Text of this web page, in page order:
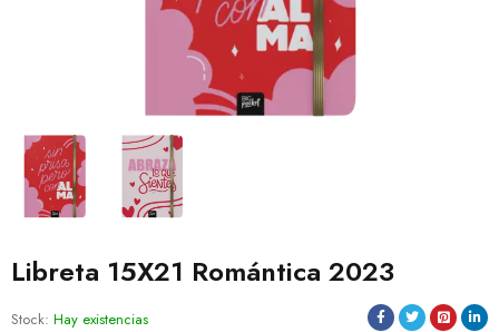
Libreta 15X21 Romántica 2023
Stock: Hay existencias